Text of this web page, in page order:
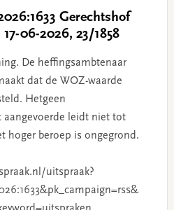
Gerechtshof
06-2026, 23/1858
De heffingsambtenaar
dat de WOZ-waarde
Hetgeen
aangevoerde leidt niet tot
hoger beroep is ongegrond.
uitspraak?